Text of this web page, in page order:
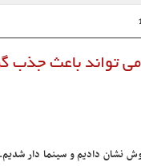
تواند باعث جذب
نشان دادیم و سینما دار